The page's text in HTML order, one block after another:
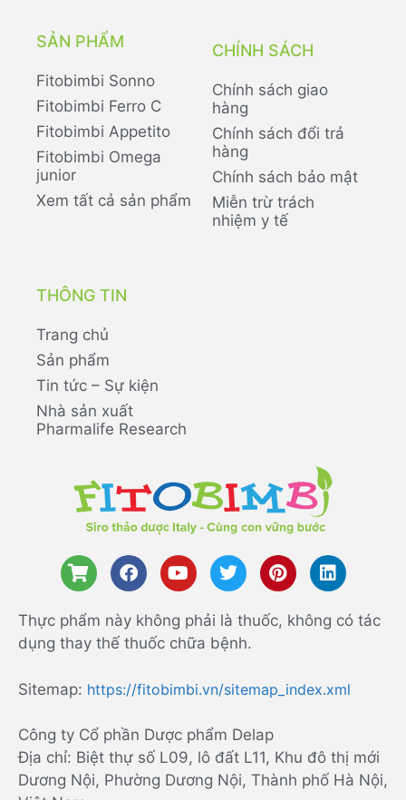
SẢN PHẨM
Fitobimbi Sonno
Fitobimbi Ferro C
Fitobimbi Appetito
Fitobimbi Omega
junior
Xem tất cả sản phẩm
CHÍNH SÁCH
Chính sách giao
hàng
Chính sách đổi trả
hàng
Chính sách bảo mật
Miễn trừ trách
nhiệm y tế
THÔNG TIN
Trang chủ
Sản phẩm
Tin tức – Sự kiện
Nhà sản xuất
Pharmalife Research
Thực phẩm này không phải là thuốc, không có tác
dụng thay thế thuốc chữa bệnh.
Sitemap: https://fitobimbi.vn/sitemap_index.xml
Công ty Cổ phần Dược phẩm Delap
Địa chỉ: Biệt thự số L09, lô đất L11, Khu đô thị mới
Dương Nội, Phường Dương Nội, Thành phố Hà Nội,